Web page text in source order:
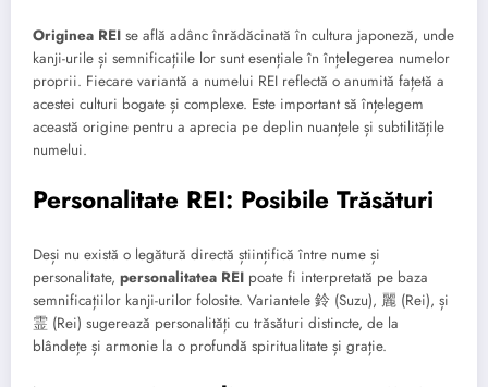
Originea REI se află adânc înrădăcinată în cultura japoneză, unde
kanji-urile și semnificațiile lor sunt esențiale în înțelegerea numelor
proprii. Fiecare variantă a numelui REI reflectă o anumită fațetă a
acestei culturi bogate și complexe. Este important să înțelegem
această origine pentru a aprecia pe deplin nuanțele și subtilitățile
numelui.
Personalitate REI: Posibile Trăsături
Deși nu există o legătură directă științifică între nume și
personalitate, personalitatea REI poate fi interpretată pe baza
semnificațiilor kanji-urilor folosite. Variantele 鈴 (Suzu), 麗 (Rei), și
霊 (Rei) sugerează personalități cu trăsături distincte, de la
blândețe și armonie la o profundă spiritualitate și grație.